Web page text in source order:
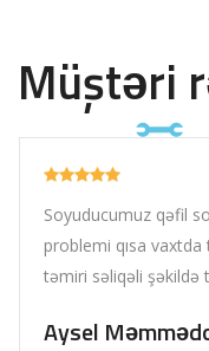
Müştəri
Soyuducumuz qəfil
problemi qısa
təmiri səliqəli şəkildə
Aysel